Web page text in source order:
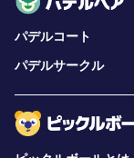
パデルコート
パデルサークル